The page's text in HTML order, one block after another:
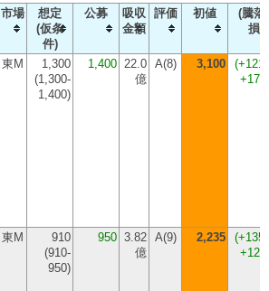
市場
想定
(仮条
件)
公募
吸収
金額
評価 初値
(騰落
損
東M
1,300
(1,300-
1,400)
1,400 22.0
億
A(8) 3,100 (
東M
910
(910-
950)
950 3.82
億
A(9) 2,235 (